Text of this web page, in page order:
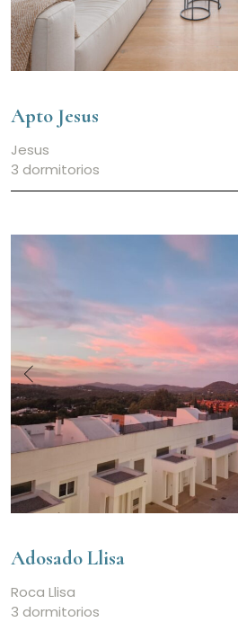
Apto Jesus
Jesus
3 dormitorios
Adosado Llisa
Roca Llisa
3 dormitorios